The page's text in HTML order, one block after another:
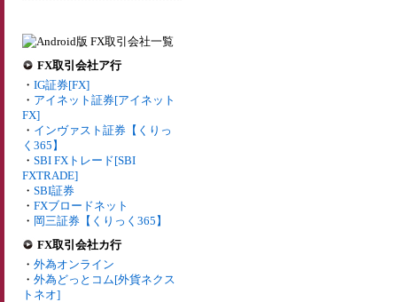
FX取引会社ア行
・ IG証券[FX]
・ アイネット証券[アイネット
FX]
・ インヴァスト証券【くりっ
く365】
・ SBI FXトレード[SBI
FXTRADE]
・ SBI証券
・ FXブロードネット
・ 岡三証券【くりっく365】
FX取引会社カ行
・ 外為オンライン
・ 外為どっとコム[外貨ネクス
トネオ]